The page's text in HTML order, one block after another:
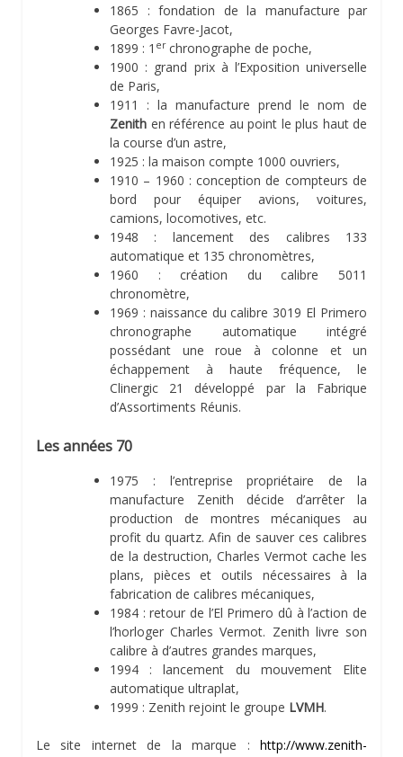
1865 : fondation de la manufacture par
Georges Favre-Jacot,
1899 : 1 erchronographe de poche,
1900 : grand prix à l’Exposition universelle
de Paris,
1911 : la manufacture prend le nom de
Zenith en référence au point le plus haut de
la course d’un astre,
1925 : la maison compte 1000 ouvriers,
1910 – 1960 : conception de compteurs de
bord pour équiper avions, voitures,
camions, locomotives, etc.
1948 : lancement des calibres 133
automatique et 135 chronomètres,
1960 : création du calibre 5011
chronomètre,
1969 : naissance du calibre 3019 El Primero
chronographe automatique intégré
possédant une roue à colonne et un
échappement à haute fréquence, le
Clinergic 21 développé par la Fabrique
d’Assortiments Réunis.
Les années 70
1975 : l’entreprise propriétaire de la
manufacture Zenith décide d’arrêter la
production de montres mécaniques au
profit du quartz. Afin de sauver ces calibres
de la destruction, Charles Vermot cache les
plans, pièces et outils nécessaires à la
fabrication de calibres mécaniques,
1984 : retour de l’El Primero dû à l’action de
l’horloger Charles Vermot. Zenith livre son
calibre à d’autres grandes marques,
1994 : lancement du mouvement Elite
automatique ultraplat,
1999 : Zenith rejoint le groupe LVMH.
Le site internet de la marque : http://www.zenith-